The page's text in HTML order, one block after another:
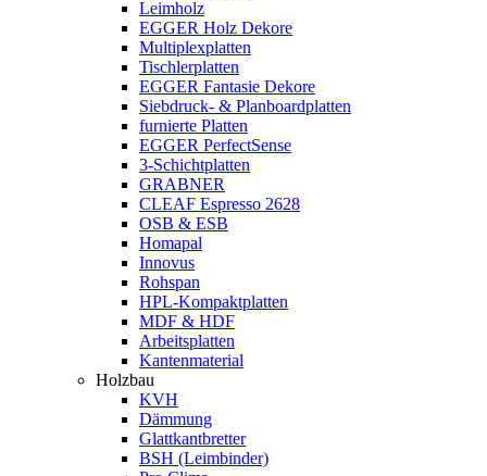
Leimholz
EGGER Holz Dekore
Multiplexplatten
Tischlerplatten
EGGER Fantasie Dekore
Siebdruck- & Planboardplatten
furnierte Platten
EGGER PerfectSense
3-Schichtplatten
GRABNER
CLEAF Espresso 2628
OSB & ESB
Homapal
Innovus
Rohspan
HPL-Kompaktplatten
MDF & HDF
Arbeitsplatten
Kantenmaterial
Holzbau
KVH
Dämmung
Glattkantbretter
BSH (Leimbinder)